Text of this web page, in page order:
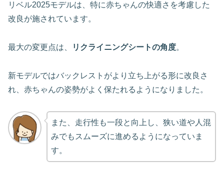
リベル2025モデルは、特に赤ちゃんの快適さを考慮した
改良が施されています。
最大の変更点は、 リクライニングシートの角度。
新モデルではバックレストがより立ち上がる形に改良さ
れ、赤ちゃんの姿勢がよく保たれるようになりました。
また、走行性も一段と向上し、狭い道や人混
みでもスムーズに進めるようになっていま
す。